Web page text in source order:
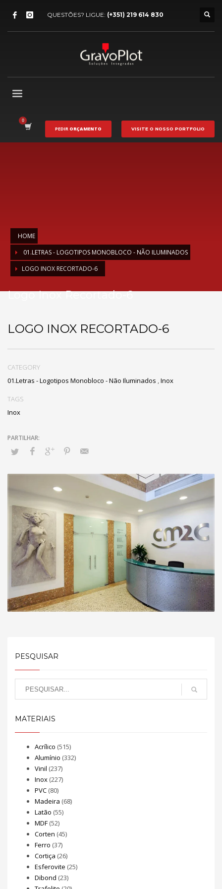
QUESTÕES? LIGUE: (+351) 219 614 830
PEDIR ORÇAMENTO VISITE O NOSSO PORTFOLIO
HOME
01.LETRAS - LOGOTIPOS MONOBLOCO - NÃO ILUMINADOS
LOGO INOX RECORTADO-6
Logo Inox Recortado-6
LOGO INOX RECORTADO-6
CATEGORY
01.Letras - Logotipos Monobloco - Não Iluminados ,Inox
TAGS
Inox
PESQUISAR
MATERIAIS
Acrílico (515)
Alumínio (332)
Vinil (237)
Inox (227)
PVC (80)
Madeira (68)
Latão (55)
MDF (52)
Corten (45)
Ferro (37)
Cortiça (26)
Esferovite (25)
Dibond (23)